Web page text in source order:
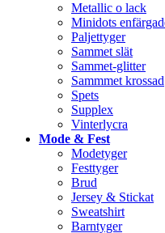
Metallic o lack
Minidots
Paljettyger
Sammet slät
Sammet-glitter
Sammmet krossad
Spets
Supplex
Vinterlycra
Mode & Fest
Modetyger
Festtyger
Brud
Jersey & Stickat
Sweatshirt
Barntyger